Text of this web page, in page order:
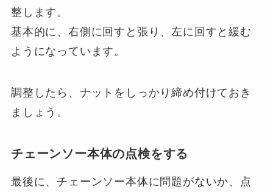
整します。
基本的に、右側に回すと張り、左に回すと緩む
ようになっています。
調整したら、ナットをしっかり締め付けておき
ましょう。
チェーンソー本体の点検をする
最後に、チェーンソー本体に問題がないか、点